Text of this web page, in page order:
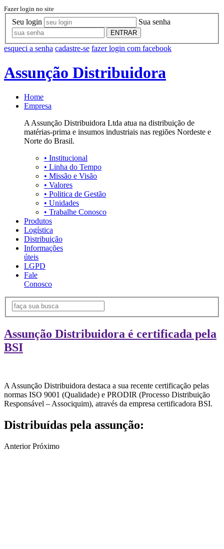
Fazer login no site
Seu login Sua senha
ENTRAR
esqueci a senha cadastre-se fazer login com facebook
Assunção Distribuidora
Home
Empresa
A Assunção Distribuidora Ltda atua na distribuição de
matérias-prima e insumos industriais nas regiões Nordeste e
Norte do Brasil.
• Institucional
• Linha do Tempo
• Missão e Visão
• Valores
• Politica de Gestão
• Unidades
• Trabalhe Conosco
Produtos
Logística
Distribuição
Informações
úteis
LGPD
Fale
Conosco
Assunção Distribuidora é certificada pela
BSI
A Assunção Distribuidora destaca a sua recente certificação pelas
normas ISO 9001 (Qualidade) e PRODIR (Processo Distribuição
Responsável – Associquim), através da empresa certificadora BSI.
Distribuídas pela assunção:
Anterior Próximo